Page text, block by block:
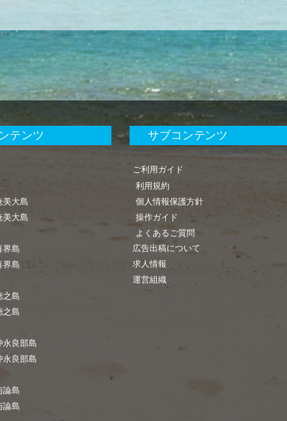
テンツ
美大島
美大島
界島
界島
之島
之島
永良部島
永良部島
論島
論島
サブコンテンツ
ご利用ガイド
利用規約
個人情報保護方針
操作ガイド
よくあるご質問
広告出稿について
求人情報
運営組織